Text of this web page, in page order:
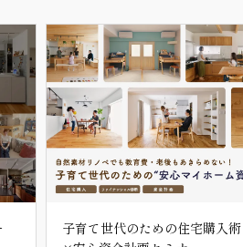
自宅の売却･住み替えの進め方